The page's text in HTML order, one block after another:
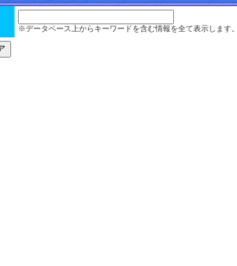
※データベース上からキーワードを含む情報を全て表示します。